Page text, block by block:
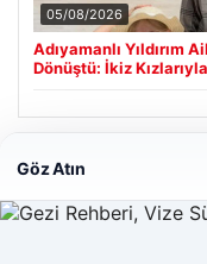
05/08/2026
Adıyamanlı Yıldırım
Dönüştü: İkiz
Son Eklenen Firmalar
Hastaş Beton
Göz Atın